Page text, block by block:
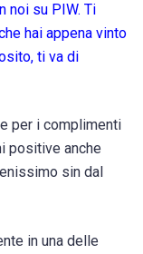
noi su PIW. Ti
hai appena vinto
ti va di
per i complimenti
positive anche
sin dal
in una delle